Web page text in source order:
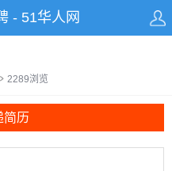
- 51华人网
2289浏览
简历